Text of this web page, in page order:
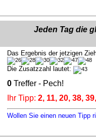
Jeden Tag die
Das Ergebnis der jetzigen
Die Zusatzzahl lautet:
0 Treffer - Pech!
Ihr Tipp: 2, 11, 20, 38,
Wollen Sie einen neuen Tipp